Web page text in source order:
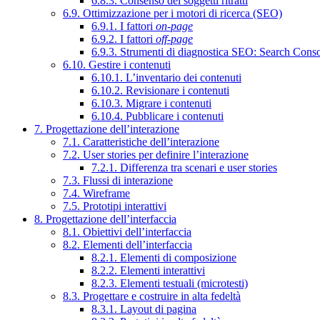
6.9. Ottimizzazione per i motori di ricerca (SEO)
6.9.1. I fattori on-page
6.9.2. I fattori off-page
6.9.3. Strumenti di diagnostica SEO: Search
6.10. Gestire i contenuti
6.10.1. L’inventario dei contenuti
6.10.2. Revisionare i contenuti
6.10.3. Migrare i contenuti
6.10.4. Pubblicare i contenuti
7. Progettazione dell’interazione
7.1. Caratteristiche dell’interazione
7.2. User stories per definire l’interazione
7.2.1. Differenza tra scenari e user stories
7.3. Flussi di interazione
7.4. Wireframe
7.5. Prototipi interattivi
8. Progettazione dell’interfaccia
8.1. Obiettivi dell’interfaccia
8.2. Elementi dell’interfaccia
8.2.1. Elementi di composizione
8.2.2. Elementi interattivi
8.2.3. Elementi testuali (microtesti)
8.3. Progettare e costruire in alta fedeltà
8.3.1. Layout di pagina